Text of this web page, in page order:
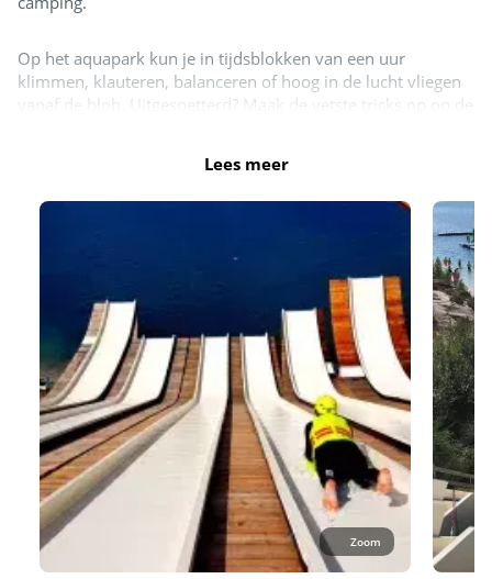
Op het aquapark kun je in tijdsblokken van een uur
klimmen, klauteren, balanceren of hoog in de lucht vliegen
vanaf de blob. Uitgespetterd? Maak de vetste tricks op op de
Heb je een verblijf geboekt met aankomst in juli of augustus
en verblijf je minimaal 7 nachten? Dan krijg je gratis toegang
tot DX Adventurepark. Verblijf je korter dan 7 nachten of
buiten de maanden juli en augustus? Dan kun je tegen een
gereduceerd tarief gebruikmaken van de faciliteiten van DX
Adventurepark.
De openingstijden van het DX Adventurepark kun je vinden
op hunwebsite.
DX Adventurepark
Lees meer
Zoom